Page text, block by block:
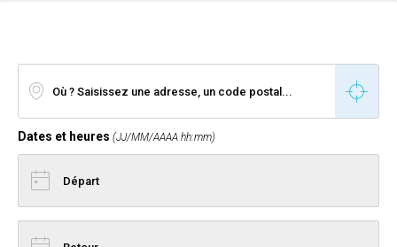
Dates et heures (JJ/MM/AAAA hh:mm)